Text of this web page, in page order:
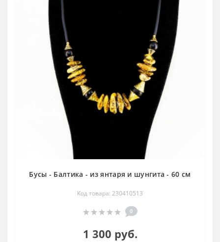
Бусы - Балтика - из янтаря и шунгита - 60 см
Код товара: 230410513
0
1 300 руб.